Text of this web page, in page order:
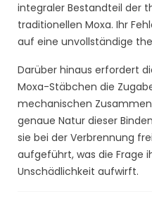
integraler Bestandteil der
traditionellen Moxa. Ihr
auf eine unvollständige
Darüber hinaus erfordert
Moxa-Stäbchen die
mechanischen
genaue Natur dieser
sie bei der Verbrennung
aufgeführt, was die Frage
Unschädlichkeit aufwirft.